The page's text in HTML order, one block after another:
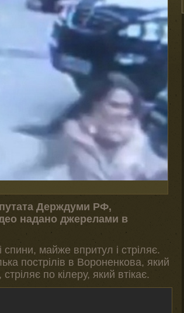
Держдуми РФ,
надано джерелами в
спини, майже впритул і стріляє.
пострілів в Вороненкова, який
по кілеру, який втікає.